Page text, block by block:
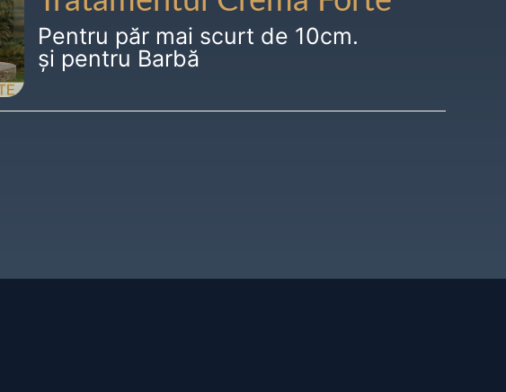
Pentru păr mai scurt de 10cm.
și pentru Barbă